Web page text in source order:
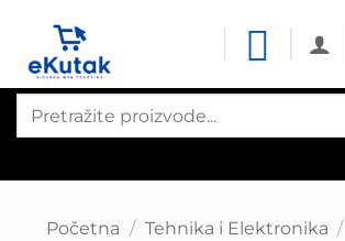
content
search
Početna / Tehnika i Elektronika /